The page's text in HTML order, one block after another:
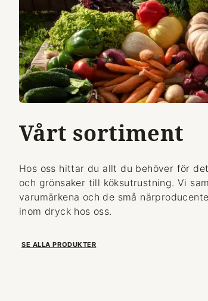
Vårt sortiment
Hos oss hittar du allt du behöver för
och grönsaker till köksutrustning. Vi
varumärkena och de små
inom dryck hos oss.
SE ALLA PRODUKTER